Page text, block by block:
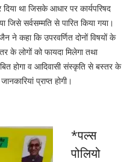
था जिसके आधार पर कार्यपरिषद
सर्वसम्मति से पारित किया गया।
ने कहा कि उपरवर्णित दोनों विषयों के
के लोगों को फायदा मिलेगा तथा
होगा व आदिवासी संस्कृति से बस्तर के
प्राप्त होगी।
*पल्स
पोलियो